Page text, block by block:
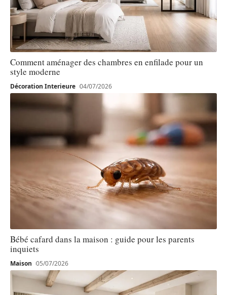
Comment aménager des chambres en enfilade pour un
style moderne
Décoration Interieure 04/07/2026
Bébé cafard dans la maison : guide pour les parents
inquiets
Maison 05/07/2026